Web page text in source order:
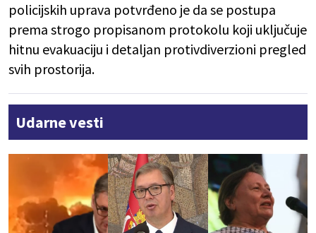
policijskih uprava potvrđeno je da se postupa
prema strogo propisanom protokolu koji uključuje
hitnu evakuaciju i detaljan protivdiverzioni pregled
svih prostorija.
Udarne vesti